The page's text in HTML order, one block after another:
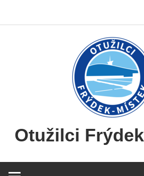
Otužilci
otužování